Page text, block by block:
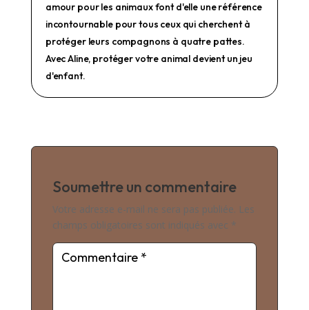
amour pour les animaux font d'elle une référence
incontournable pour tous ceux qui cherchent à
protéger leurs compagnons à quatre pattes.
Avec Aline, protéger votre animal devient un jeu
d'enfant.
Soumettre un commentaire
Votre adresse e-mail ne sera pas publiée. Les
champs obligatoires sont indiqués avec *